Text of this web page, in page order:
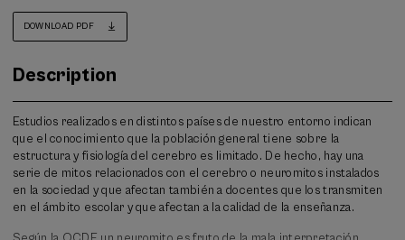
DOWNLOAD PDF
Description
Estudios realizados en distintos países de nuestro entorno indican
que el conocimiento que la población general tiene sobre la
estructura y fisiología del cerebro es limitado. De hecho, hay una
serie de mitos relacionados con el cerebro o neuromitos instalados
en la sociedad y que afectan también a docentes que los transmiten
en el ámbito escolar y que afectan a la calidad de la enseñanza.